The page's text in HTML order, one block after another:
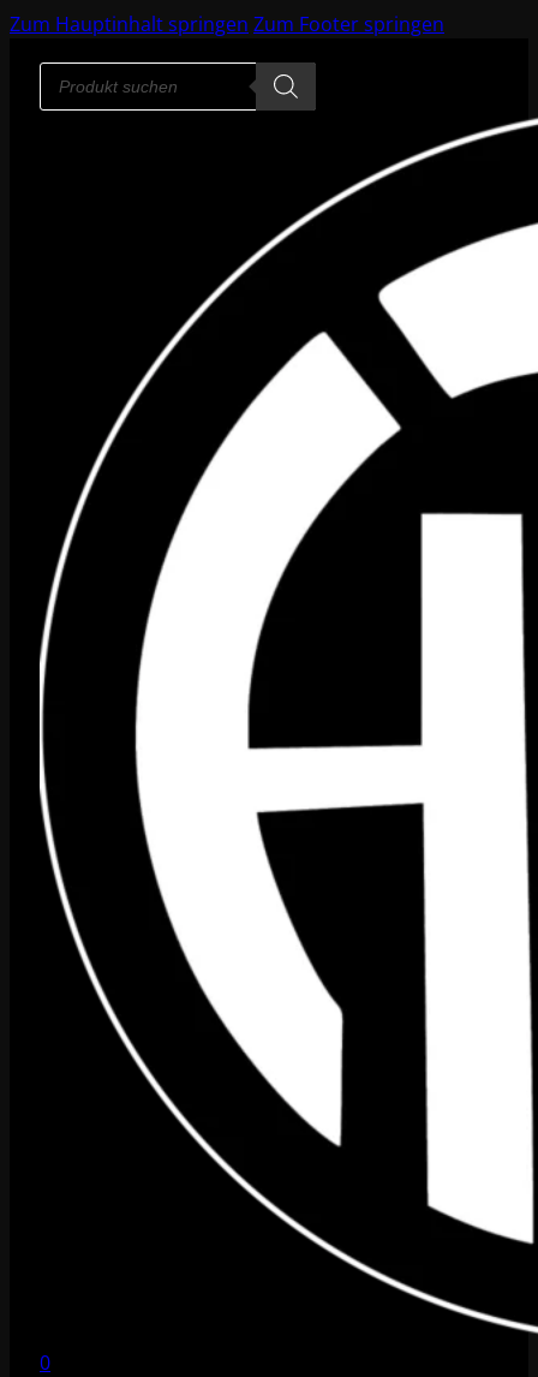
Zum Hauptinhalt springen Zum Footer springen
Products
search
0